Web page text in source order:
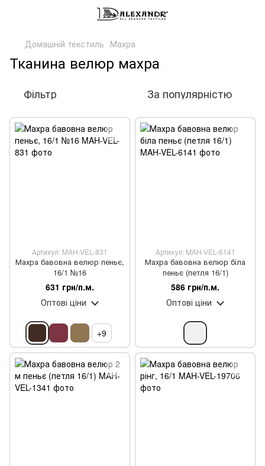
Домашній текстиль Махра
Тканина велюр махра
Фільтр За популярністю
Артикул: MAH-VEL-831
Махра бавовна велюр пеньє,
16/1 №16
631 грн/п.м.
Оптові ціни
+9
Артикул: MAH-VEL-6141
Махра бавовна велюр біла
пеньє (петля 16/1)
586 грн/п.м.
Оптові ціни